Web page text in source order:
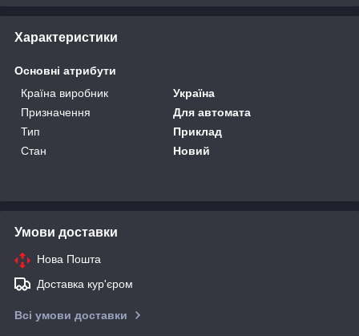
Характеристики
Основні атрибути
Країна виробник
Україна
Призначення
Для автомата
Тип
Приклад
Стан
Новий
Умови доставки
Нова Пошта
Доставка кур'єром
Всі умови доставки